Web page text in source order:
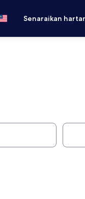
Senaraikan